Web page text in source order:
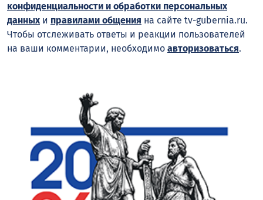
конфиденциальности и обработки персональных
данныхи правилами общения на сайте tv-gubernia.ru.
Чтобы отслеживать ответы и реакции пользователей
на ваши комментарии, необходимо авторизоваться.